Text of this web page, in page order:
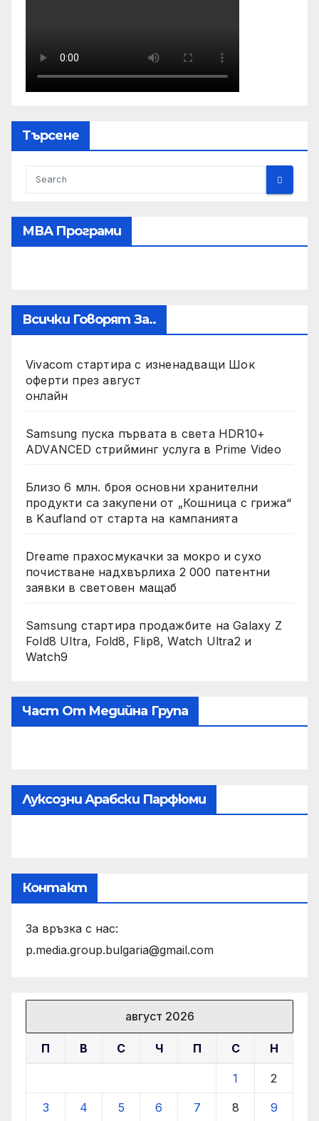
Търсене
МВА Програми
Всички Говорят За..
Vivacom стартира с изненадващи Шок
оферти през август
онлайн
Samsung пуска първата в света HDR10+
ADVANCED стрийминг услуга в Prime Video
Близо 6 млн. броя основни хранителни
продукти са закупени от „Кошница с грижа“
в Kaufland от старта на кампанията
Dreame прахосмукачки за мокро и сухо
почистване надхвърлиха 2 000 патентни
заявки в световен мащаб
Samsung стартира продажбите на Galaxy Z
Fold8 Ultra, Fold8, Flip8, Watch Ultra2 и
Watch9
Част От Медийна Група
Луксозни Арабски Парфюми
Контакт
За връзка с нас:
p.media.group.bulgaria@gmail.com
август 2026
П В С Ч П С Н
1 2
3 4 5 6 7 8 9